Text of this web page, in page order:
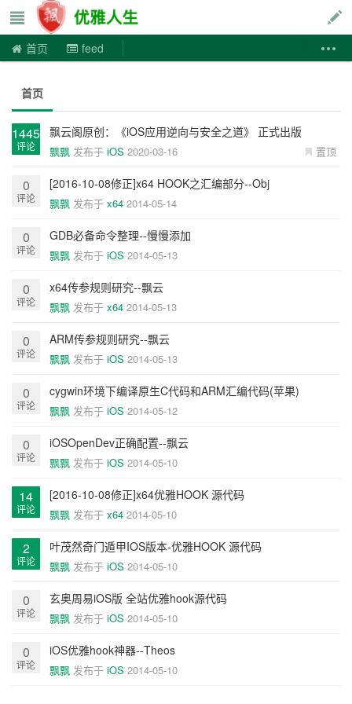
首页 feed
首页
1445
评论
飘云阁原创：《iOS应用逆向与安全之道》 正式出版
置顶
飘飘 发布于 iOS 2020-03-16
0
评论
[2016-10-08修正]x64 HOOK之汇编部分--Obj
飘飘 发布于 x64 2014-05-14
0
评论
GDB必备命令整理--慢慢添加
飘飘 发布于 iOS 2014-05-13
0
评论
x64传参规则研究--飘云
飘飘 发布于 x64 2014-05-13
0
评论
ARM传参规则研究--飘云
飘飘 发布于 iOS 2014-05-13
0
评论
cygwin环境下编译原生C代码和ARM汇编代码(苹果)
飘飘 发布于 iOS 2014-05-12
0
评论
iOSOpenDev正确配置--飘云
飘飘 发布于 iOS 2014-05-10
14
评论
[2016-10-08修正]x64优雅HOOK 源代码
飘飘 发布于 x64 2014-05-10
2
评论
叶茂然奇门遁甲IOS版本-优雅HOOK 源代码
飘飘 发布于 iOS 2014-05-10
0
评论
玄奥周易iOS版 全站优雅hook源代码
飘飘 发布于 iOS 2014-05-10
0
评论
iOS优雅hook神器--Theos
飘飘 发布于 iOS 2014-05-10